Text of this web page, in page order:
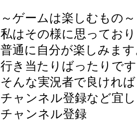
～ゲームは楽しむもの～
私はその様に思ってお
普通に自分が楽しみま
行き当たりばったりで
そんな実況者で良ければ
チャンネル登録など宜
チャンネル登録